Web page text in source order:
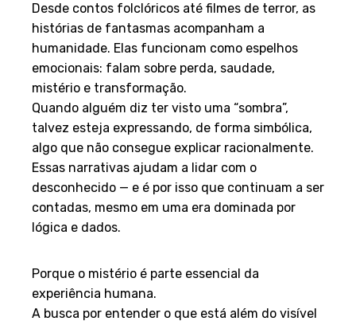
Desde contos folclóricos até filmes de terror, as
histórias de fantasmas acompanham a
humanidade. Elas funcionam como espelhos
emocionais: falam sobre perda, saudade,
mistério e transformação.
Quando alguém diz ter visto uma “sombra”,
talvez esteja expressando, de forma simbólica,
algo que não consegue explicar racionalmente.
Essas narrativas ajudam a lidar com o
desconhecido — e é por isso que continuam a ser
contadas, mesmo em uma era dominada por
lógica e dados.
Porque o mistério é parte essencial da
experiência humana.
A busca por entender o que está além do visível